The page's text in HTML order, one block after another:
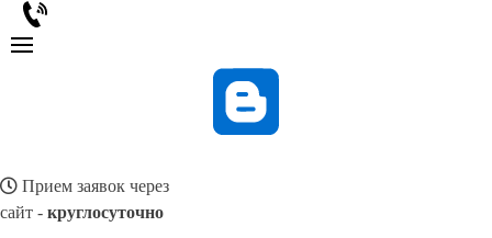
Прием заявок через
сайт - круглосуточно